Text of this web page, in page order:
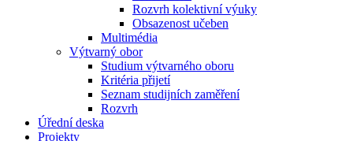
Rozvrh kolektivní výuky
Obsazenost učeben
Multimédia
Výtvarný obor
Studium výtvarného oboru
Kritéria přijetí
Seznam studijních zaměření
Rozvrh
Úřední deska
Projekty